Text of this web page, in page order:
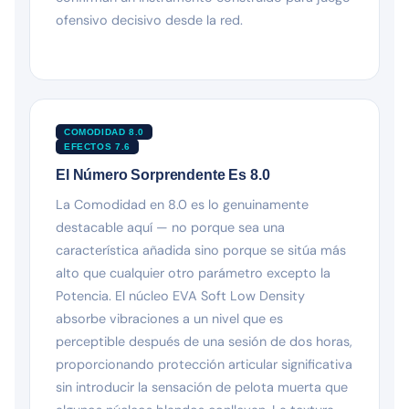
ofensivo decisivo desde la red.
COMODIDAD 8.0
EFECTOS 7.6
El Número Sorprendente Es 8.0
La Comodidad en 8.0 es lo genuinamente
destacable aquí — no porque sea una
característica añadida sino porque se sitúa más
alto que cualquier otro parámetro excepto la
Potencia. El núcleo EVA Soft Low Density
absorbe vibraciones a un nivel que es
perceptible después de una sesión de dos horas,
proporcionando protección articular significativa
sin introducir la sensación de pelota muerta que